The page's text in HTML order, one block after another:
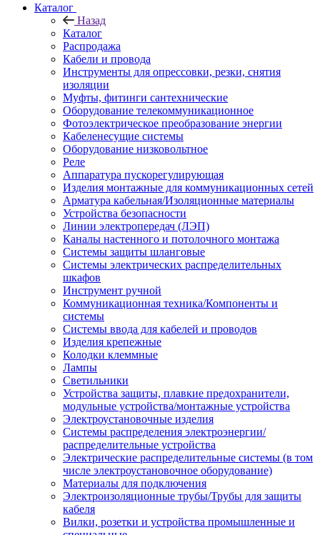
Каталог
Назад
Каталог
Распродажа
Кабели и провода
Инструменты для опрессовки, резки, снятия
изоляции
Муфты, фитинги сантехнические
Оборудование телекоммуникационное
Фотоэлектрическое преобразование энергии
Кабеленесущие системы
Оборудование низковольтное
Реле
Аппаратура пускорегулирующая
Изделия монтажные для коммуникационных сетей
Арматура кабельная/Изоляционные материалы
Устройства безопасности
Линии электропередач (ЛЭП)
Каналы настенного и потолочного монтажа
Системы защиты шланговые
Системы электрических распределительных
шкафов
Инструмент ручной
Коммуникационная техника/Компоненты и
системы
Системы ввода для кабелей и проводов
Изделия крепежные
Колодки клеммные
Лампы
Светильники
Устройства защиты, плавкие предохранители,
модульные устройства/монтажные устройства
Электроустановочные изделия
Системы распределения электроэнергии/
распределительные устройства
Электрические распределительные системы (в том
числе электроустановочное оборудование)
Материалы для подключения
Электроизоляционные трубы/Трубы для защиты
кабеля
Вилки, розетки и устройства промышленные и